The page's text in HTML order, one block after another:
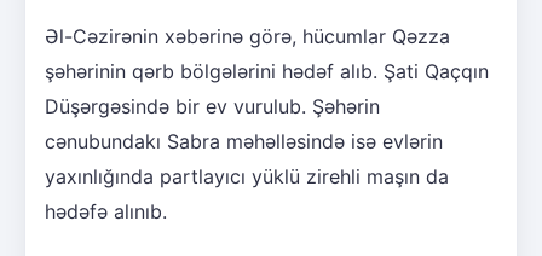
Əl-Cəzirənin xəbərinə görə, hücumlar Qəzza
şəhərinin qərb bölgələrini hədəf alıb. Şati Qaçqın
Düşərgəsində bir ev vurulub. Şəhərin
cənubundakı Sabra məhəlləsində isə evlərin
yaxınlığında partlayıcı yüklü zirehli maşın da
hədəfə alınıb.